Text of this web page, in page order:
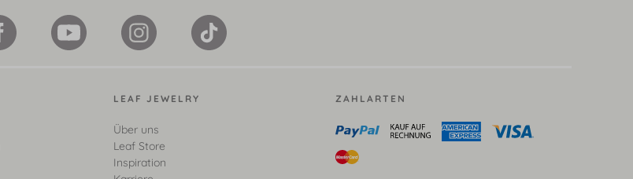
LEAF JEWELRY
Über uns
Leaf Store
Inspiration
ZAHLARTEN